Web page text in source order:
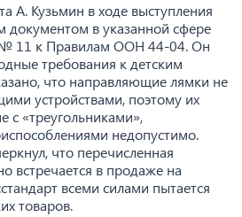
А. Кузьмин в ходе выступления
документом в указанной сфере
№ 11 к Правилам ООН 44-04. Он
требования к детским
что направляющие лямки не
устройствами, поэтому их
с «треугольниками»,
недопустимо.
что перечисленная
встречается в продаже на
всеми силами пытается
товаров.